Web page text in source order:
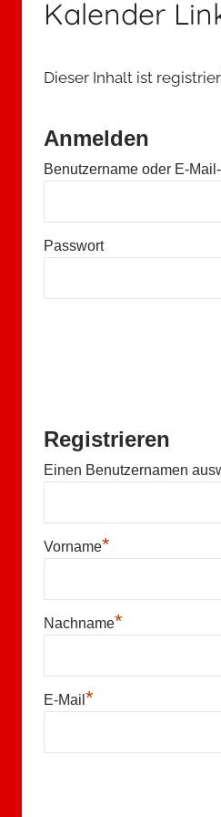
Kalender
Dieser Inhalt ist
Anmelden
Benutzername oder E-
Passwort
n
t
v
e
:
Registrieren
Einen Benutzernamen
Vorname*
Nachname*
E-Mail *